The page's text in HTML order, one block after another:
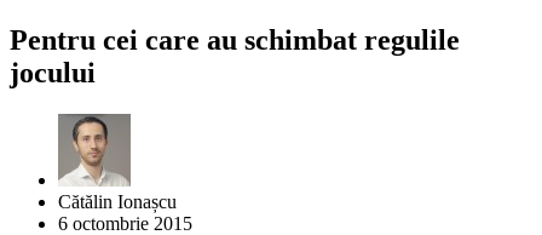
Pentru cei care au schimbat regulile
jocului
Cătălin Ionașcu
6 octombrie 2015